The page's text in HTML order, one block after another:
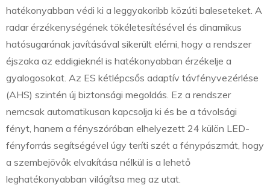
hatékonyabban védi ki a leggyakoribb közúti baleseteket. A
radar érzékenységének tökéletesítésével és dinamikus
hatósugarának javításával sikerült elérni, hogy a rendszer
éjszaka az eddigieknél is hatékonyabban érzékelje a
gyalogosokat. Az ES kétlépcsős adaptív távfényvezérlése
(AHS) szintén új biztonsági megoldás. Ez a rendszer
nemcsak automatikusan kapcsolja ki és be a távolsági
fényt, hanem a fényszóróban elhelyezett 24 külön LED-
fényforrás segítségével úgy teríti szét a fénypászmát, hogy
a szembejövők elvakítása nélkül is a lehető
leghatékonyabban világítsa meg az utat.